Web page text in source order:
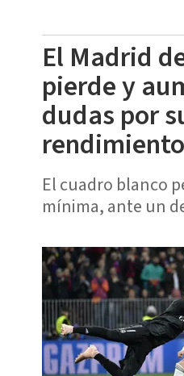
El Madrid
pierde y
dudas por
rendimiento
El cuadro blanco
mínima, ante un